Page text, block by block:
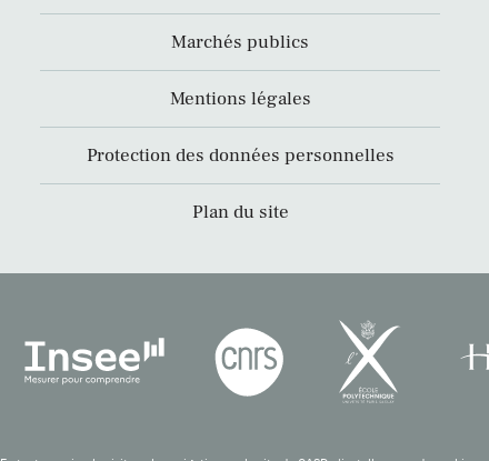
Marchés publics
Mentions légales
Protection des données personnelles
Plan du site